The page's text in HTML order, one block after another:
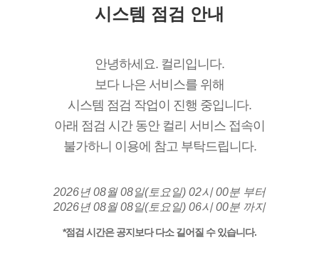
시스템 점검 안내
안녕하세요. 컬리입니다.
보다 나은 서비스를 위해
시스템 점검 작업이 진행 중입니다.
아래 점검 시간 동안 컬리 서비스 접속이
불가하니 이용에 참고 부탁드립니다.
2026년 08월 08일(토요일) 02시 00분 부터
2026년 08월 08일(토요일) 06시 00분 까지
*점검 시간은 공지보다 다소 길어질 수 있습니다.